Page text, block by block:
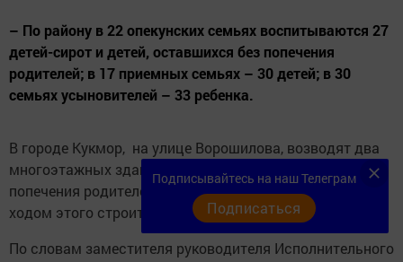
– По району в 22 опекунских семьях воспитываются 27
детей-сирот и детей, оставшихся без попечения
родителей; в 17 приемных семьях – 30 детей; в 30
семьях усыновителей – 33 ребенка.
В городе Кукмор, на улице Ворошилова, возводят два
многоэтажных здания для детей, оставшихся без
попечения родителей. На днях мы ознакомились с
ходом этого строительства.
По словам заместителя руководителя Исполнительного
Подписывайтесь на наш Телеграм
Подписаться